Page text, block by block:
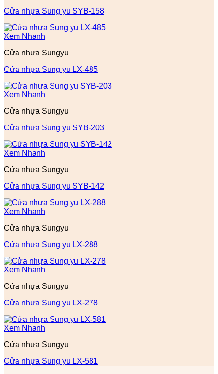
Cửa nhựa Sung yu SYB-158
Xem Nhanh
Cửa nhựa Sungyu
Cửa nhựa Sung yu LX-485
Xem Nhanh
Cửa nhựa Sungyu
Cửa nhựa Sung yu SYB-203
Xem Nhanh
Cửa nhựa Sungyu
Cửa nhựa Sung yu SYB-142
Xem Nhanh
Cửa nhựa Sungyu
Cửa nhựa Sung yu LX-288
Xem Nhanh
Cửa nhựa Sungyu
Cửa nhựa Sung yu LX-278
Xem Nhanh
Cửa nhựa Sungyu
Cửa nhựa Sung yu LX-581